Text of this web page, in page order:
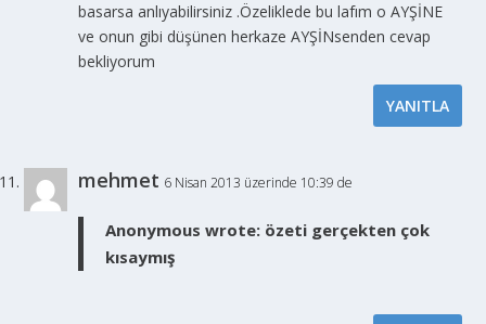
basarsa anlıyabilirsiniz .Özeliklede bu lafım o AYŞİNE
ve onun gibi düşünen herkaze AYŞİNsenden cevap
bekliyorum
YANITLA
mehmet 6 Nisan 2013 üzerinde 10:39 de
Anonymous wrote: özeti gerçekten çok
kısaymış